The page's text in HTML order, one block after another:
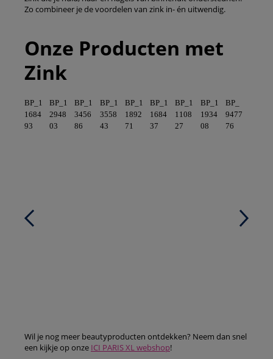
Zo combineer je de voordelen van zink in- én uitwendig.
Onze Producten met
Zink
BP_1
1684
93
BP_1
2948
03
BP_1
3456
86
BP_1
3558
43
BP_1
1892
71
BP_1
1684
37
BP_1
1108
27
BP_1
1934
08
BP_
9477
76
Wil je nog meer beautyproducten ontdekken? Neem dan snel
een kijkje op onze ICI PARIS XL webshop!